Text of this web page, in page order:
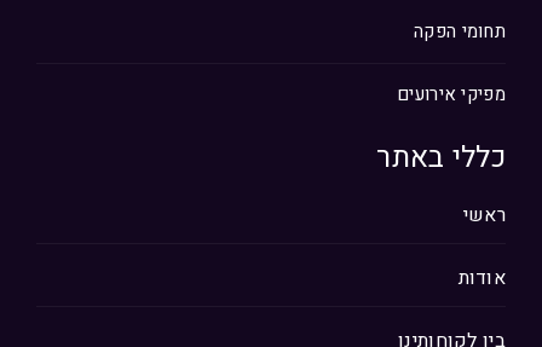
תחומי הפקה
מפיקי אירועים
כללי באתר
ראשי
אודות
בין לקוחותינו